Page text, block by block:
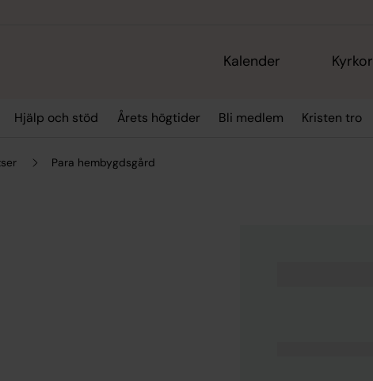
Kalender Kyrkor
Hjälp och stöd Årets högtider Bli medlem Kristen tro
Para hembygdsgård